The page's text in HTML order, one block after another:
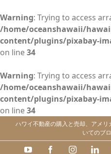
Warning: Trying to access
/home/oceanshawaii/
content/plugins/pixabay-
on line34
Warning: Trying to access
/home/oceanshawaii/
content/plugins/pixabay-
on line34
content
ハワイ不動産の購入と売却、アメ
いてのブ
YouTube FacebookInstagram